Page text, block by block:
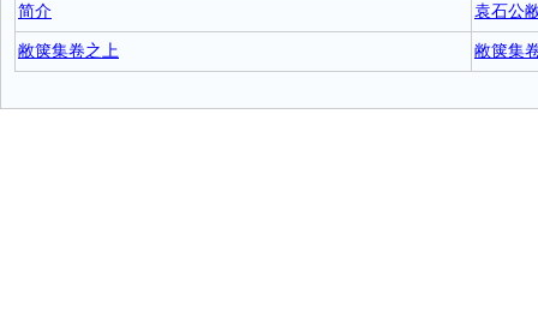
简介 袁石公
敝箧集卷之上 敝箧集